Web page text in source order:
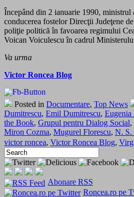
Începând din 2 ianuarie 1990,
conducerea fostelor Direcţii Judeţene
poliţie politică în favoarea regimului
Voican Voiculescu în cadrul
Va urma
Victor Roncea Blog
Posted in Documentare, Top News
Dumitrescu, Emil Dumitrescu, Eugenia
the Book, Grupul pentru Dialog Social,
Miron Cozma, Mugurel Florescu, N. S.
victor roncea, Victor Roncea Blog,
Abonare RSS
Roncea.ro pe